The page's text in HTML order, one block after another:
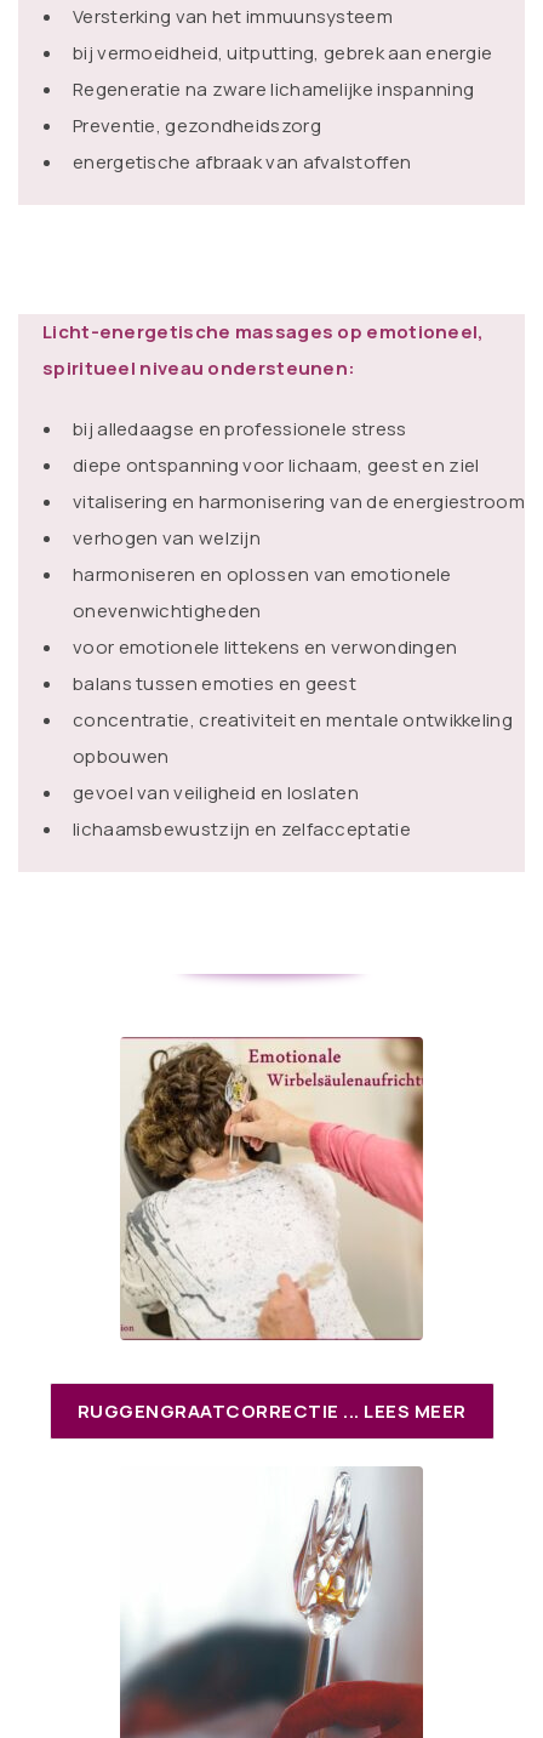
Versterking van het immuunsysteem
bij vermoeidheid, uitputting, gebrek aan energie
Regeneratie na zware lichamelijke inspanning
Preventie, gezondheidszorg
energetische afbraak van afvalstoffen
Licht-energetische massages op emotioneel,
spiritueel niveau ondersteunen:
bij alledaagse en professionele stress
diepe ontspanning voor lichaam, geest en ziel
vitalisering en harmonisering van de energiestroom
verhogen van welzijn
harmoniseren en oplossen van emotionele
onevenwichtigheden
voor emotionele littekens en verwondingen
balans tussen emoties en geest
concentratie, creativiteit en mentale ontwikkeling
opbouwen
gevoel van veiligheid en loslaten
lichaamsbewustzijn en zelfacceptatie
RUGGENGRAATCORRECTIE ... LEES MEER